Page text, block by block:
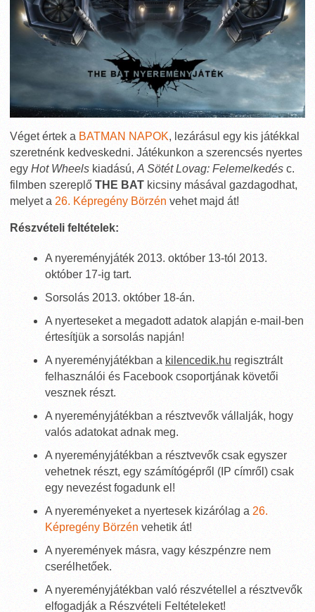
Véget értek a BATMAN NAPOK, lezárásul egy kis játékkal
szeretnénk kedveskedni. Játékunkon a szerencsés nyertes
egy Hot Wheels kiadású, A Sötét Lovag: Felemelkedés c.
filmben szereplő THE BAT kicsiny másával gazdagodhat,
melyet a 26. Képregény Börzén vehet majd át!
Részvételi feltételek:
A nyereményjáték 2013. október 13-tól 2013.
október 17-ig tart.
Sorsolás 2013. október 18-án.
A nyerteseket a megadott adatok alapján e-mail-ben
értesítjük a sorsolás napján!
A nyereményjátékban a kilencedik.hu regisztrált
felhasználói és Facebook csoportjának követői
vesznek részt.
A nyereményjátékban a résztvevők vállalják, hogy
valós adatokat adnak meg.
A nyereményjátékban a résztvevők csak egyszer
vehetnek részt, egy számítógépről (IP címről) csak
egy nevezést fogadunk el!
A nyereményeket a nyertesek kizárólag a 26.
Képregény Börzén vehetik át!
A nyeremények másra, vagy készpénzre nem
cserélhetőek.
A nyereményjátékban való részvétellel a résztvevők
elfogadják a Részvételi Feltételeket!